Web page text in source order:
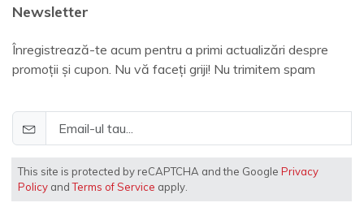
Newsletter
Înregistrează-te acum pentru a primi actualizări despre
promoții și cupon. Nu vă faceți griji! Nu trimitem spam
This site is protected by reCAPTCHA and the Google Privacy
Policy andTerms of Service apply.